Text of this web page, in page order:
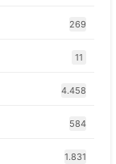
269
11
4.458
584
1.831